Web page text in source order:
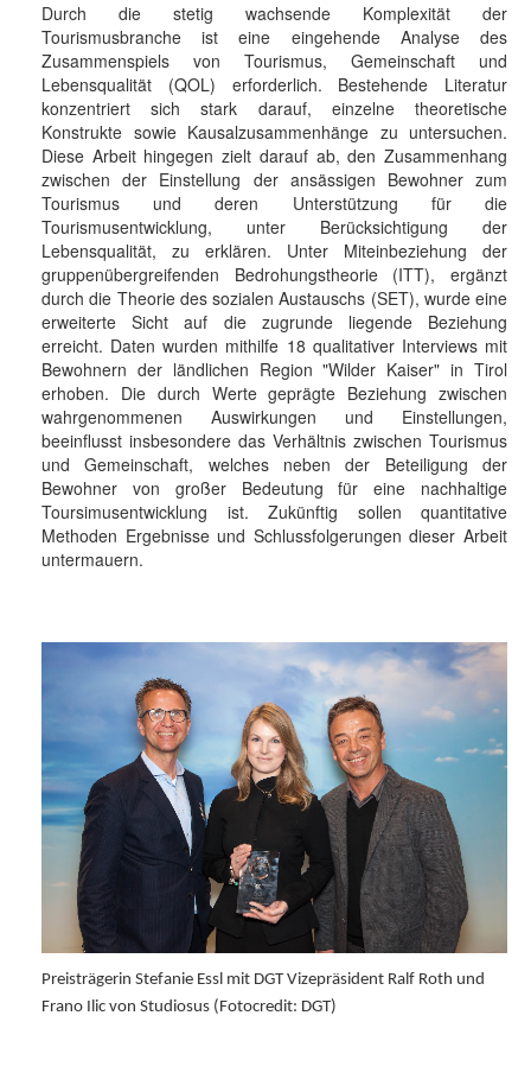
Durch die stetig wachsende Komplexität der
Tourismusbranche ist eine eingehende Analyse des
Zusammenspiels von Tourismus, Gemeinschaft und
Lebensqualität (QOL) erforderlich. Bestehende Literatur
konzentriert sich stark darauf, einzelne theoretische
Konstrukte sowie Kausalzusammenhänge zu untersuchen.
Diese Arbeit hingegen zielt darauf ab, den Zusammenhang
zwischen der Einstellung der ansässigen Bewohner zum
Tourismus und deren Unterstützung für die
Tourismusentwicklung, unter Berücksichtigung der
Lebensqualität, zu erklären. Unter Miteinbeziehung der
gruppenübergreifenden Bedrohungstheorie (ITT), ergänzt
durch die Theorie des sozialen Austauschs (SET), wurde eine
erweiterte Sicht auf die zugrunde liegende Beziehung
erreicht. Daten wurden mithilfe 18 qualitativer Interviews mit
Bewohnern der ländlichen Region "Wilder Kaiser" in Tirol
erhoben. Die durch Werte geprägte Beziehung zwischen
wahrgenommenen Auswirkungen und Einstellungen,
beeinflusst insbesondere das Verhältnis zwischen Tourismus
und Gemeinschaft, welches neben der Beteiligung der
Bewohner von großer Bedeutung für eine nachhaltige
Toursimusentwicklung ist. Zukünftig sollen quantitative
Methoden Ergebnisse und Schlussfolgerungen dieser Arbeit
untermauern.
Preisträgerin Stefanie Essl mit DGT Vizepräsident Ralf Roth und
Frano Ilic von Studiosus (Fotocredit: DGT)